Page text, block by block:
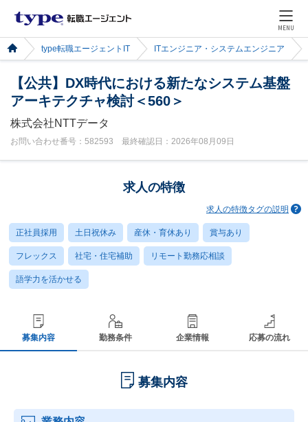
MENU
type転職エージェントIT ITエンジニア・システムエンジニア
【公共】DX時代における新たなシステム基盤
アーキテクチャ検討＜560＞
株式会社NTTデータ
お問い合わせ番号：582593 最終確認日：2026年08月09日
求人の特徴
求人の特徴タグの説明
正社員採用 土日祝休み 産休・育休あり 賞与あり
フレックス 社宅・住宅補助 リモート勤務応相談
語学力を活かせる
募集内容 勤務条件 企業情報 応募の流れ
募集内容